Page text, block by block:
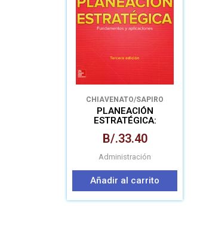
CHIAVENATO/SAPIRO
PLANEACIÓN
ESTRATÉGICA:
APLICACIONES
B/.33.40
Administración
Añadir al carrito